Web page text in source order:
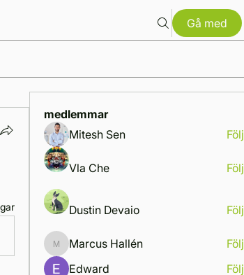
Gå med
medlemmar
Mitesh Sen
Följ
Vla Che Följ
Dustin Devaio Följ
Marcus Hallén
Marcus Hallén
Följ
Edward
Följ